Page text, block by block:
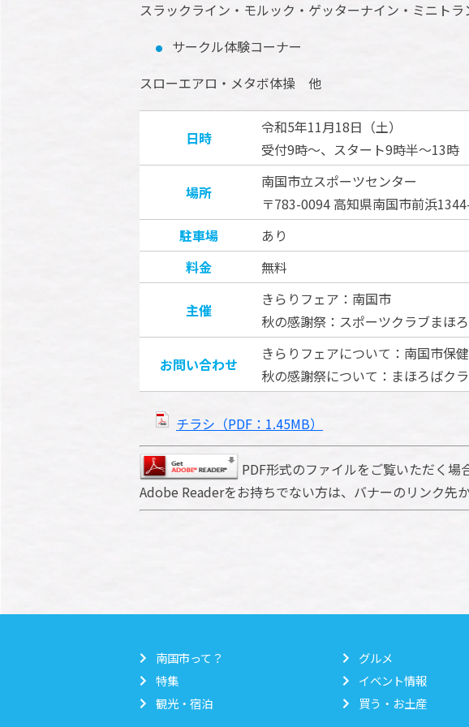
スラックライン・モルック・ゲッターナイン・ミニト
サークル体験コーナー
スローエアロ・メタボ体操 他
日時
令和5年11月18日（土）
受付9時～、スタート9時半～13時
場所
南国市立スポーツセンター
〒783-0094 高知県南国市前浜
駐車場
あり
料金
無料
主催
きらりフェア：南国市
秋の感謝祭：スポーツクラブまほ
お問い合わせ
きらりフェアについて：南国市
秋の感謝祭について：まほろばク
チラシ（PDF：1.45MB）
PDF形式のファイルをご覧いただく
Adobe Readerをお持ちでない方は、バナーのリンク先
南国市って？
特集
観光・宿泊
グルメ
イベント情報
買う・お土産